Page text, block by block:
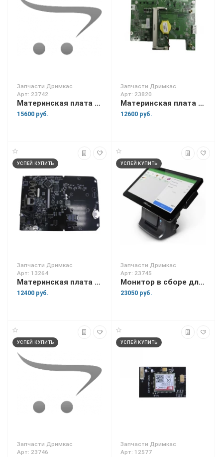
Запчасти Дримкас
Арт: 23742
Материнская плата для Вики Tower 15
15600 руб.
Запчасти Дримкас
Арт: 23820
Материнская плата для Вики Мини
12600 руб.
УСПЕЙ КУПИТЬ
Запчасти Дримкас
Арт: 13264
Материнская плата для Касса Ф
12400 руб.
УСПЕЙ КУПИТЬ
Запчасти Дримкас
Арт: 23745
Монитор в сборе для Вики Tower 10
23050 руб.
УСПЕЙ КУПИТЬ
Запчасти Дримкас
Арт: 23746
УСПЕЙ КУПИТЬ
Запчасти Дримкас
Арт: 12577